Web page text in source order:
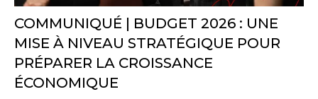
COMMUNIQUÉ | BUDGET 2026 : UNE
MISE À NIVEAU STRATÉGIQUE POUR
PRÉPARER LA CROISSANCE
ÉCONOMIQUE